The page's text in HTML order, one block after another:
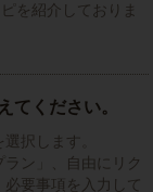
を紹介しておりま
てください。
択します。
ン」、自由にリク
要事項を入力して